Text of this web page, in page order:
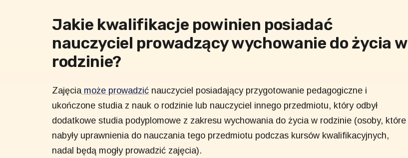
Jakie kwalifikacje powinien posiadać
nauczyciel prowadzący wychowanie do życia w
rodzinie?
Zajęciamoże prowadzić nauczyciel posiadający przygotowanie pedagogiczne i
ukończone studia z nauk o rodzinie lub nauczyciel innego przedmiotu, który odbył
dodatkowe studia podyplomowe z zakresu wychowania do życia w rodzinie (osoby, które
nabyły uprawnienia do nauczania tego przedmiotu podczas kursów kwalifikacyjnych,
nadal będą mogły prowadzić zajęcia).